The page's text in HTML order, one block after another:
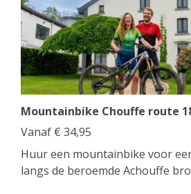
Mountainbike Chouffe route
Vanaf € 34,95
Huur een mountainbike voor
langs de beroemde Achouffe